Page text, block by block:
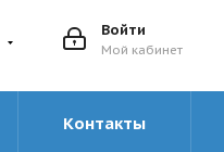
Войти
Мой кабинет
Контакты